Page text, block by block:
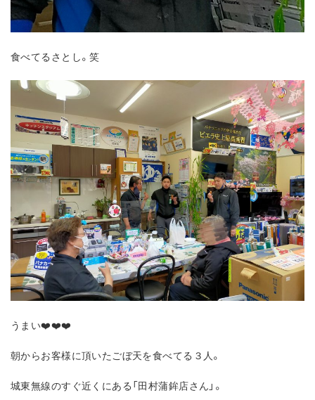
食べてるさとし。笑
うまい❤️❤️❤️
朝からお客様に頂いたごぼ天を食べてる３人。
城東無線のすぐ近くにある「田村蒲鉾店さん」。